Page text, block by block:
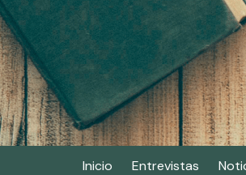
Skip
to
content
El periódico digital de los
Inicio Entrevistas